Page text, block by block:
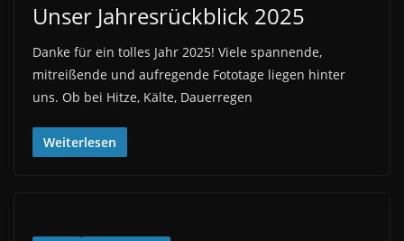
Unser Jahresrückblick 2025
Danke für ein tolles Jahr 2025! Viele spannende,
mitreißende und aufregende Fototage liegen hinter
uns. Ob bei Hitze, Kälte, Dauerregen
Weiterlesen